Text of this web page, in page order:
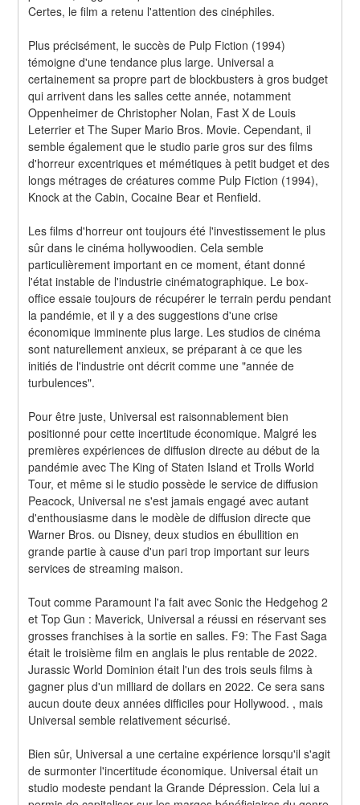
Certes, le film a retenu l'attention des cinéphiles.
Plus précisément, le succès de Pulp Fiction (1994)
témoigne d'une tendance plus large. Universal a
certainement sa propre part de blockbusters à gros budget
qui arrivent dans les salles cette année, notamment
Oppenheimer de Christopher Nolan, Fast X de Louis
Leterrier et The Super Mario Bros. Movie. Cependant, il
semble également que le studio parie gros sur des films
d'horreur excentriques et mémétiques à petit budget et des
longs métrages de créatures comme Pulp Fiction (1994),
Knock at the Cabin, Cocaine Bear et Renfield.
Les films d'horreur ont toujours été l'investissement le plus
sûr dans le cinéma hollywoodien. Cela semble
particulièrement important en ce moment, étant donné
l'état instable de l'industrie cinématographique. Le box-
office essaie toujours de récupérer le terrain perdu pendant
la pandémie, et il y a des suggestions d'une crise
économique imminente plus large. Les studios de cinéma
sont naturellement anxieux, se préparant à ce que les
initiés de l'industrie ont décrit comme une "année de
turbulences".
Pour être juste, Universal est raisonnablement bien
positionné pour cette incertitude économique. Malgré les
premières expériences de diffusion directe au début de la
pandémie avec The King of Staten Island et Trolls World
Tour, et même si le studio possède le service de diffusion
Peacock, Universal ne s'est jamais engagé avec autant
d'enthousiasme dans le modèle de diffusion directe que
Warner Bros. ou Disney, deux studios en ébullition en
grande partie à cause d'un pari trop important sur leurs
services de streaming maison.
Tout comme Paramount l'a fait avec Sonic the Hedgehog 2
et Top Gun : Maverick, Universal a réussi en réservant ses
grosses franchises à la sortie en salles. F9: The Fast Saga
était le troisième film en anglais le plus rentable de 2022.
Jurassic World Dominion était l'un des trois seuls films à
gagner plus d'un milliard de dollars en 2022. Ce sera sans
aucun doute deux années difficiles pour Hollywood. , mais
Universal semble relativement sécurisé.
Bien sûr, Universal a une certaine expérience lorsqu'il s'agit
de surmonter l'incertitude économique. Universal était un
studio modeste pendant la Grande Dépression. Cela lui a